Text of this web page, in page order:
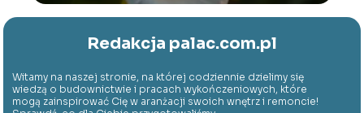
Redakcja palac.com.pl
Witamy na naszej stronie, na której codziennie dzielimy się
wiedzą o budownictwie i pracach wykończeniowych, które
mogą zainspirować Cię w aranżacji swoich wnętrz i remoncie!